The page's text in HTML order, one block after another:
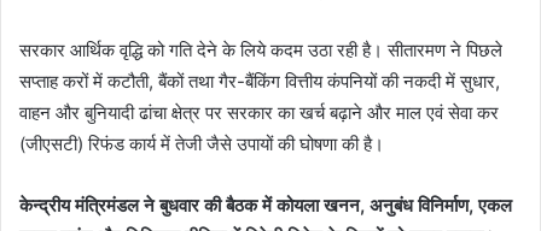
सरकार आर्थिक वृद्धि को गति देने के लिये कदम उठा रही है। सीतारमण ने पिछले
सप्ताह करों में कटौती, बैंकों तथा गैर-बैंकिंग वित्तीय कंपनियों की नकदी में सुधार,
वाहन और बुनियादी ढांचा क्षेत्र पर सरकार का खर्च बढ़ाने और माल एवं सेवा कर
(जीएसटी) रिफंड कार्य में तेजी जैसे उपायों की घोषणा की है।
केन्द्रीय मंत्रिमंडल ने बुधवार की बैठक में कोयला खनन, अनुबंध विनिर्माण, एकल